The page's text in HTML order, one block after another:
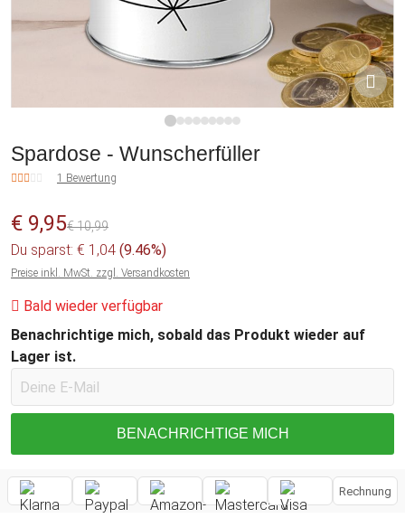
Spardose - Wunscherfüller
1 Bewertung
€ 9,95€ 10,99
Du sparst: € 1,04 (9.46%)
Preise inkl. MwSt. zzgl. Versandkosten
Bald wieder verfügbar
Benachrichtige mich, sobald das Produkt wieder auf
Lager ist.
BENACHRICHTIGE MICH
Rechnung